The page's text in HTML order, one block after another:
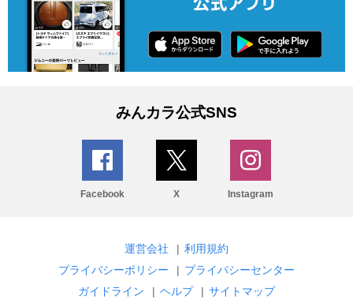
みんカラ公式SNS
Facebook X Instagram
運営会社 | 利用規約
プライバシーポリシー
| プライバシーセンター
ガイドライン
| ヘルプ | サイトマップ